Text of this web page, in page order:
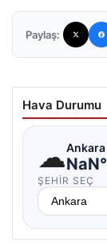
Paylaş:
Hava Durumu
☁Ankara
ŞEHIR SEÇ